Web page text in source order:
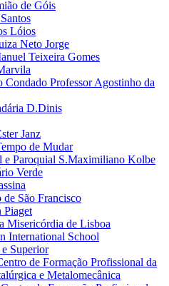
de Góis
Lóios
Neto Jorge
Teixeira Gomes
Condado Professor Agostinho da
D.Dinis
Janz
de Mudar
e Paroquial S.Maximiliano Kolbe
Verde
São Francisco
Piaget
Misericórdia de Lisboa
International School
Superior
de Formação Profissional da
e Metalomecânica